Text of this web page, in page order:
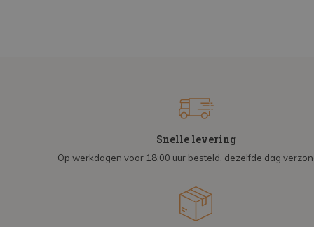
Snelle levering
Op werkdagen voor 18:00 uur besteld, dezelfde dag